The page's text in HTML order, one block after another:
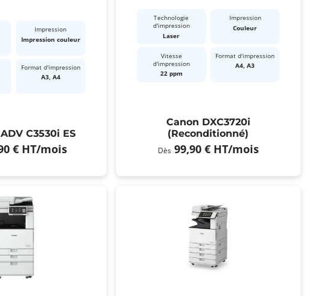
Impression
Impression couleur
Format d'impression
A3, A4
C3530i ES
€ HT/mois
Technologie
d'impression
Laser
Impression
Couleur
Vitesse
d'impression
22 ppm
Format d'impression
A4, A3
Canon DXC3720i
(Reconditionné)
Dès 99,90 € HT/mois